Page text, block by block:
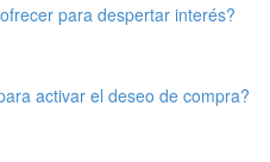
para despertar interés?
activar el deseo de compra?